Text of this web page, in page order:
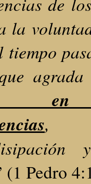
la
tiempo
en
,
(1 Pedro